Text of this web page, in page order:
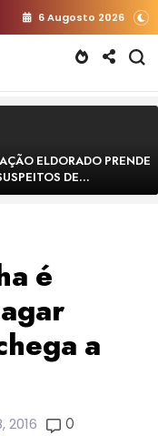
6 Augosto 2026
ELDORADO PRENDE
DE
R$ 25 MILHÕES
é
a
2016 0